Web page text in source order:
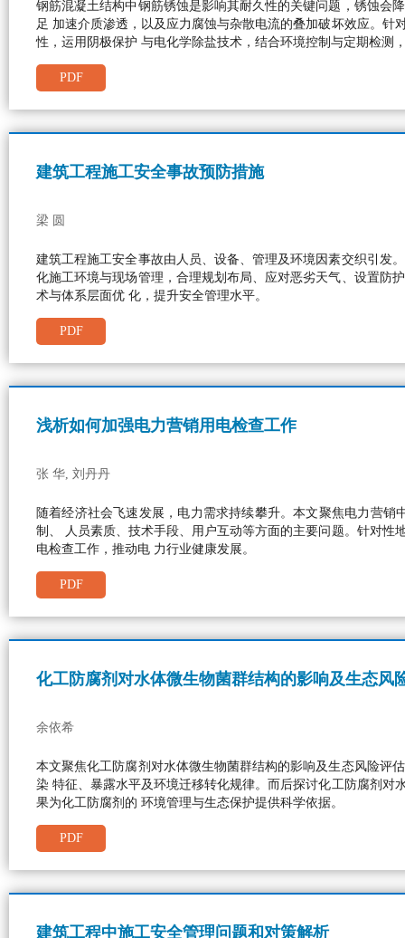
钢筋混凝土结构中钢筋锈蚀是影响其耐久性的关键问题，锈蚀会
足 加速介质渗透，以及应力腐蚀与杂散电流的叠加破坏效应。
性，运用阴极保护 与电化学除盐技术，结合环境控制与定期检测
PDF
建筑工程施工安全事故预防措施
梁 圆
建筑工程施工安全事故由人员、设备、管理及环境因素交织引发
化施工环境与现场管理，合理规划布局、应对恶劣天气、设置防
术与体系层面优 化，提升安全管理水平。
PDF
浅析如何加强电力营销用电检查工作
张 华, 刘丹丹
随着经济社会飞速发展，电力需求持续攀升。本文聚焦电力营
制、 人员素质、技术手段、用户互动等方面的主要问题。针对
电检查工作，推动电 力行业健康发展。
PDF
化工防腐剂对水体微生物菌群结构的影响及生态风
余依希
本文聚焦化工防腐剂对水体微生物菌群结构的影响及生态风险评
染 特征、暴露水平及环境迁移转化规律。而后探讨化工防腐剂
果为化工防腐剂的 环境管理与生态保护提供科学依据。
PDF
建筑工程中施工安全管理问题和对策解析